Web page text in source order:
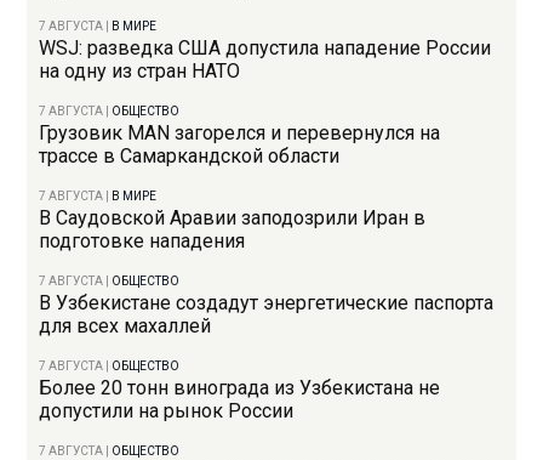
7 АВГУСТА В МИРЕ
WSJ: разведка США допустила нападение России
на одну из стран НАТО
7 АВГУСТА ОБЩЕСТВО
Грузовик MAN загорелся и перевернулся на
трассе в Самаркандской области
7 АВГУСТА В МИРЕ
В Саудовской Аравии заподозрили Иран в
подготовке нападения
7 АВГУСТА ОБЩЕСТВО
В Узбекистане создадут энергетические паспорта
для всех махаллей
7 АВГУСТА ОБЩЕСТВО
Более 20 тонн винограда из Узбекистана не
допустили на рынок России
7 АВГУСТА ОБЩЕСТВО